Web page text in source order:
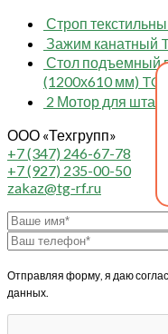
Строп
Зажим канатный
Стол подъемный
(1200х610 мм)
2 Мотор для
ООО «Техгрупп»
+7 (347) 246-67-78
+7 (927) 235-00-50
zakaz@tg-rf.ru
Отправляя форму, я даю
данных.